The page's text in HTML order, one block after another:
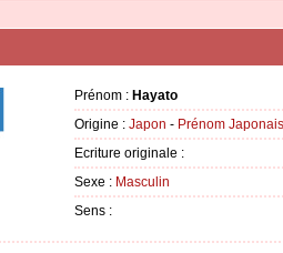
Prénom : Hayato
Origine : Japon - Prénom Japonais
Ecriture originale :
Sexe : Masculin
Sens :